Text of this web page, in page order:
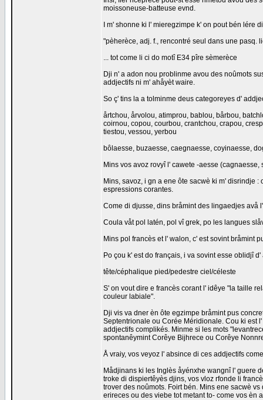
moissoneuse-batteuse evnd.
I m' shonne ki l' mieregzimpe k' on pout bén lére
"pèherèce, adj. f., rencontré seul dans une pasq.
... tot come li ci do motî E34 pîre sèmerèce
Dji n' a adon nou problinme avou des noûmots
addjectifs ni m' ahåyèt waire.
So ç' tins la a tolminme deus categoreyes d'
årtchou, årvolou, atimprou, bablou, bårbou,
coirnou, copou, courbou, crantchou, crapou,
tiestou, vessou, yerbou
bôlaesse, buzaesse, caegnaesse, coyinaesse,
Mins vos avoz rovyî l' cawete -aesse (cagnaesse,
Mins, savoz, i gn a ene ôte sacwè ki m' disrindje
espressions corantes.
Come di djusse, dins bråmint des lingaedjes avå
Coula våt pol latén, pol vî grek, po les langues
Mins pol francès et l' walon, c' est sovint bråmint
Po çou k' est do français, i va sovint esse oblidjî
tête/céphalique pied/pedestre ciel/céleste
S' on vout dire e francès corant l' idêye "la taille
couleur labiale".
Dji vis va dner èn ôte egzimpe bråmint pus
Septentrionale ou Corée Méridionale. Cou ki est
addjectifs complikés. Minme si les mots
spontanêymint Corêye Bijhrece ou Corêye
Å vraiy, vos veyoz l' absince di ces addjectifs
Mådjinans ki les Inglès åyénxhe wangnî l' guere
troke di dispiertêyès djins, vos vloz rfonde li
trover des noûmots. Foirt bén. Mins ene sacwè
erireces ou des viebe tot metant to- come vos èn